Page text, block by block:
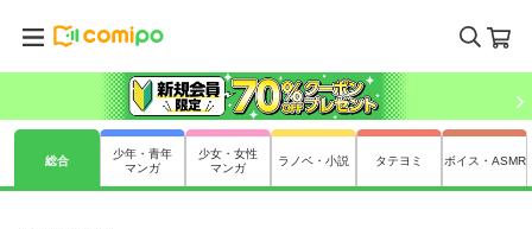
総合
少年・青年
マンガ
少女・女性
マンガ
ラノベ・小説 タテヨミ ボイス・ASMR